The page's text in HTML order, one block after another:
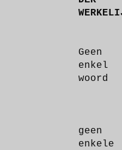
Geen
enkel
woord
geen
enkele